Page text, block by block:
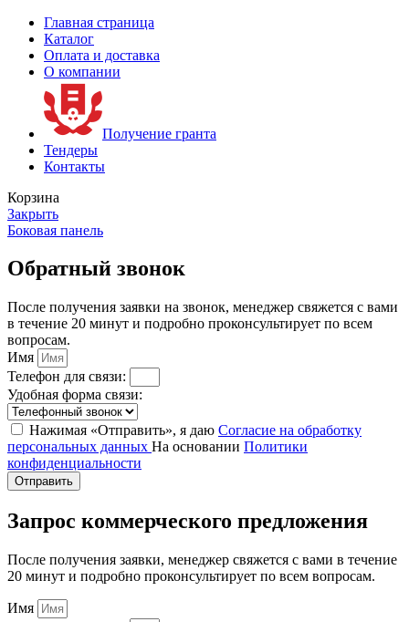
Главная страница
Каталог
Оплата и доставка
О компании
Получение гранта
Тендеры
Контакты
Корзина
Закрыть
Боковая панель
Обратный звонок
После получения заявки на звонок, менеджер свяжется с вами
в течение 20 минут и подробно проконсультирует по всем
вопросам.
Имя
Телефон для связи:
Удобная форма связи:
Нажимая «Отправить», я даю Согласие на обработку
персональных данных На основании Политики
конфиденциальности
Отправить
Запрос коммерческого предложения
После получения заявки, менеджер свяжется с вами в течение
20 минут и подробно проконсультирует по всем вопросам.
Имя